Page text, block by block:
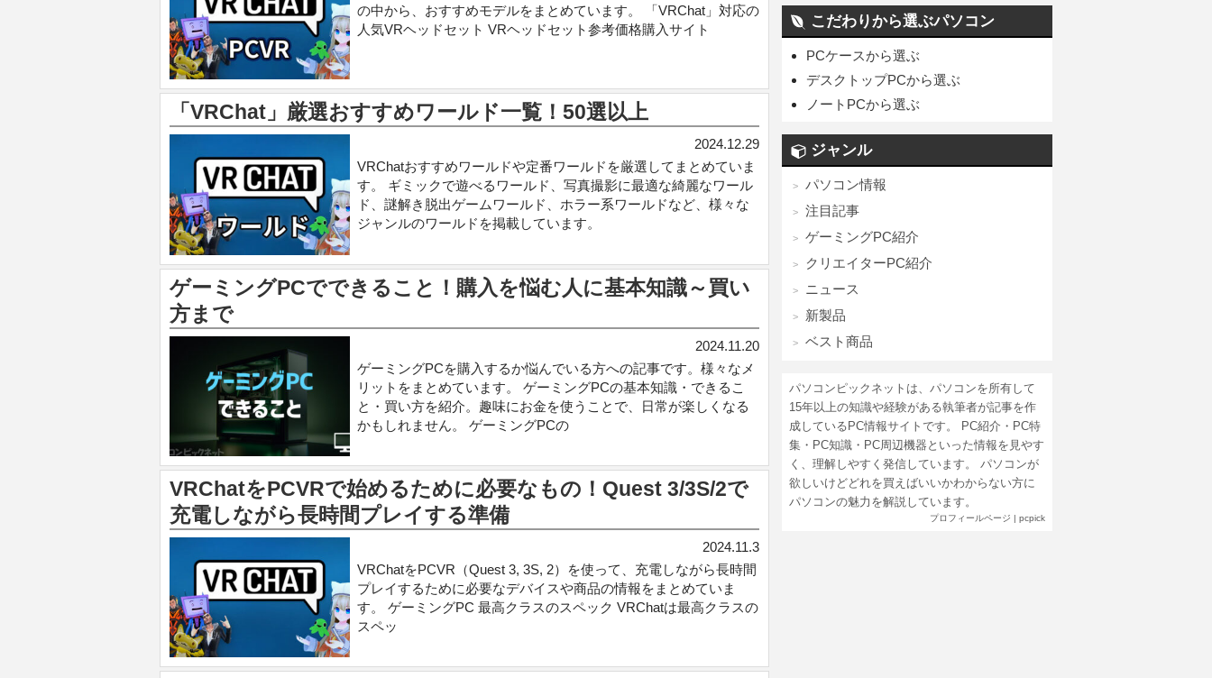
の中から、おすすめモデルをまとめています。 「VRChat」対応の
人気VRヘッドセット VRヘッドセット参考価格購入サイト
「VRChat」厳選おすすめワールド一覧！50選以上
2024.12.29
VRChatおすすめワールドや定番ワールドを厳選してまとめていま
す。 ギミックで遊べるワールド、写真撮影に最適な綺麗なワール
ド、謎解き脱出ゲームワールド、ホラー系ワールドなど、様々な
ジャンルのワールドを掲載しています。
ゲーミングPCでできること！購入を悩む人に基本知識～買い
方まで
2024.11.20
ゲーミングPCを購入するか悩んでいる方への記事です。様々なメ
リットをまとめています。 ゲーミングPCの基本知識・できるこ
と・買い方を紹介。趣味にお金を使うことで、日常が楽しくなる
かもしれません。 ゲーミングPCの
VRChatをPCVRで始めるために必要なもの！Quest 3/3S/2で
充電しながら長時間プレイする準備
2024.11.3
VRChatをPCVR（Quest 3, 3S, 2）を使って、充電しながら長時間
プレイするために必要なデバイスや商品の情報をまとめていま
す。 ゲーミングPC 最高クラスのスペック VRChatは最高クラスの
スペッ
こだわりから選ぶパソコン
PCケースから選ぶ
デスクトップPCから選ぶ
ノートPCから選ぶ
ジャンル
パソコン情報
注目記事
ゲーミングPC紹介
クリエイターPC紹介
ニュース
新製品
ベスト商品
パソコンピックネットは、パソコンを所有して
15年以上の知識や経験がある執筆者が記事を作
成しているPC情報サイトです。 PC紹介・PC特
集・PC知識・PC周辺機器といった情報を見やす
く、理解しやすく発信しています。 パソコンが
欲しいけどどれを買えばいいかわからない方に
パソコンの魅力を解説しています。
プロフィールページ | pcpick